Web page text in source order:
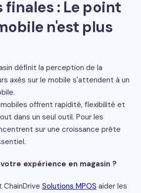
finales : Le point
n'est plus
définit la perception de la
axés sur le mobile s'attendent à un
offrent rapidité, flexibilité et
dans un seul outil. Pour les
sur une croissance prête
expérience en magasin ?
Solutions MPOS aider les